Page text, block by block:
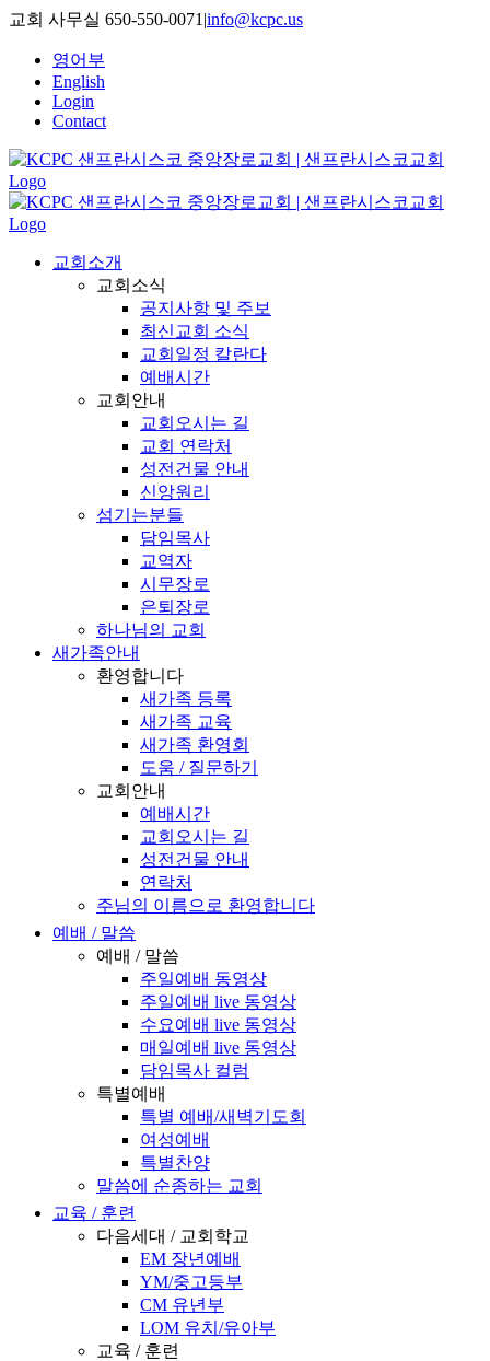
Skip
content
교회 사무실 650-550-0071 |info@kcpc.us
영어부
English
Login
Contact
교회소개
교회소식
공지사항 및 주보
최신교회 소식
교회일정 칼란다
예배시간
교회안내
교회오시는 길
교회 연락처
성전건물 안내
신앙원리
섬기는분들
담임목사
교역자
시무장로
은퇴장로
하나님의 교회
새가족안내
환영합니다
새가족 등록
새가족 교육
새가족 환영회
도움 / 질문하기
교회안내
예배시간
교회오시는 길
성전건물 안내
연락처
주님의 이름으로 환영합니다
예배 / 말씀
예배 / 말씀
주일예배 동영상
주일예배 live 동영상
수요예배 live 동영상
매일예배 live 동영상
담임목사 컬럼
특별예배
특별 예배/새벽기도회
여성예배
특별찬양
말씀에 순종하는 교회
교육 / 훈련
다음세대 / 교회학교
EM 장년예배
YM/중고등부
CM 유년부
LOM 유치/유아부
교육 / 훈련